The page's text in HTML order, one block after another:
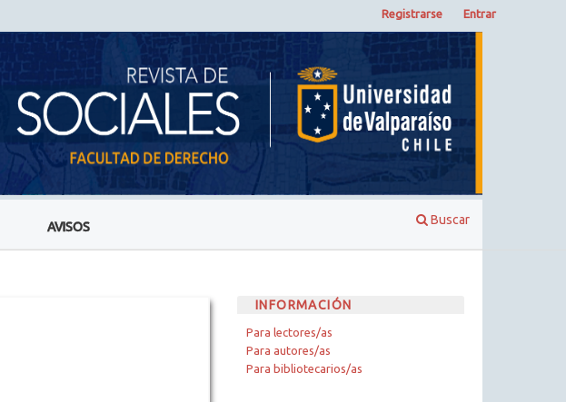
AVISOS
Buscar
Registrarse Entrar
INFORMACIÓN
Para lectores/as
Para autores/as
Para bibliotecarios/as